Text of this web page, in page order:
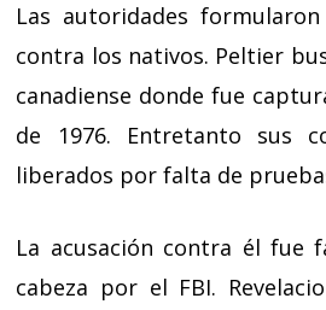
Las autoridades
contra los nativos. Peltier
canadiense donde fue
de 1976. Entretanto sus
liberados por falta de
La acusación contra él fue
cabeza por el FBI.